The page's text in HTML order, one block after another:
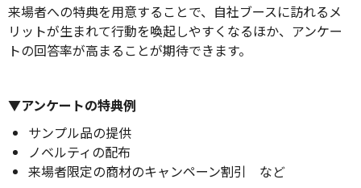
来場者への特典を用意することで、自社ブースに訪れるメ
リットが生まれて行動を喚起しやすくなるほか、アンケー
トの回答率が高まることが期待できます。
▼アンケートの特典例
サンプル品の提供
ノベルティの配布
来場者限定の商材のキャンペーン割引 など